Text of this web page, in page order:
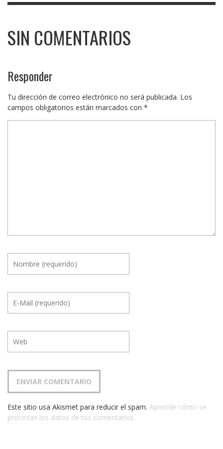
SIN COMENTARIOS
Responder
Tu dirección de correo electrónico no será publicada. Los
campos obligatorios están marcados con *
Este sitio usa Akismet para reducir el spam. Aprende cómo se
procesan los datos de tus comentarios.